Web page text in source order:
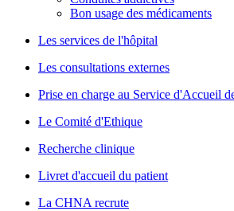
Bon usage des médicaments
Les services de l'hôpital
Les consultations externes
Prise en charge au Service d'Accueil
Le Comité d'Ethique
Recherche clinique
Livret d'accueil du patient
La CHNA recrute